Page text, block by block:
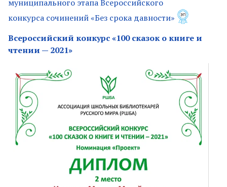
муниципального этапа Всероссийского
конкурса сочинений «Без срока давности»
Всероссийский конкурс «100 сказок о книге и
чтении — 2021»